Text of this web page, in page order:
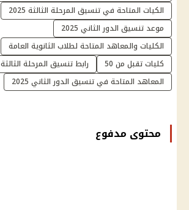
الكيات المتاحة في تنسيق المرحلة الثالثة 2025
موعد تنسيق الدور الثاني 2025
الكليات والمعاهد المتاحة لطلاب الثانوية العامة
كليات تقبل من 50
رابط تنسيق المرحلة الثالثة 2025
المعاهد المتاحة في تنسيق الدور الثاني 2025
محتوى مدفوع